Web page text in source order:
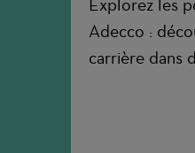
Adecco :
carrière dans